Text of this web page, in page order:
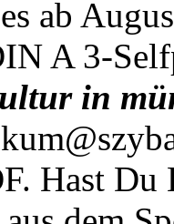
ab
A 3-
in
Hast Du